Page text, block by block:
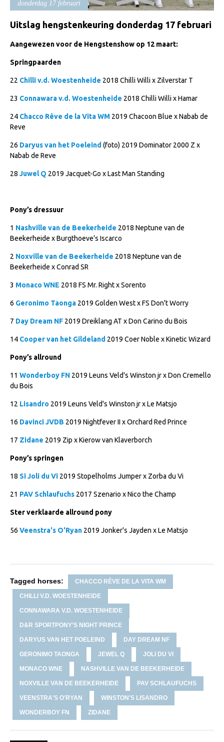
Import registratie
Veulenregistratie
I&R Registratie
Informatie overschrijven paspoort
Formulier overschrijven op naam
Animal Health Regulation
Tarievenlijst
NRPS Keuringen
Hengstenkeuring
Regionale Keuringen
Nationale Keuring
Late Veulenkeuring
ABOP
Sport
Wereldkampioenschap Jonge Paarden
Dutch Pony Championship
Arabian Horse Events
Arabissimo
Veulenregistratie
Veulens en merries
Zoek een NRPS paard
PEDIGREE ONLINE
Informatie aan je paard of pony toevoegen
Onze fokkerij
Fokprogramma's en registratie
Informatie veulen registratie
Veulen registratie
NRPS-Boegbeeld
Röntgenonderzoek
WBSFH
Dekhengsten
donderdag 17 februari
Uitslag hengstenkeuring donderdag 17 februari
Aangewezen voor de Hengstenshow op 12 maart:
Springpaarden
22 Chilli v.d. Woestenheide 2018 Chilli Willi x Zilverstar T
23 Connawara v.d. Woestenheide 2018 Chilli Willi x Hamar
24 Chacco Rêve de la Vita WM2019 Chacoon Blue x Nabab de
Reve
26 Daryus van het Poeleind (foto) 2019 Dominator 2000 Z x
Nabab de Reve
28 Juwel Q 2019 Jacquet-Go x Last Man Standing
Pony’s dressuur
1 Nashville van de Beekerheide 2018 Neptune van de
Beekerheide x Burgthoeve’s Iscarco
2 Noxville van de Beekerheide 2018 Neptune van de
Beekerheide x Conrad SR
3 Monaco WNE 2018 FS Mr. Right x Sorento
6 Geronimo Taonga2019 Golden West x FS Don't Worry
7 Day Dream NF2019 Dreiklang AT x Don Carino du Bois
14 Cooper van het Gildeland 2019 Coer Noble x Kinetic Wizard
Pony’s allround
11 Wonderboy FN2019 Leuns Veld's Winston jr x Don Cremello
du Bois
12 Lisandro 2019 Leuns Veld's Winston jr x Le Matsjo
16 Davinci JVDB 2019 Nightfever II x Orchard Red Prince
17 Zidane 2019 Zip x Kierow van Klaverborch
Pony’s springen
18 Si Joli du Vi2019 Stopelholms Jumper x Zorba du Vi
21 PAV Schlaufuchs2017 Szenario x Nico the Champ
Ster verklaarde allround pony
56 Veenstra's O'Ryan2019 Jonker's Jayden x Le Matsjo
Tagged horses: CHACCO RÊVE DE LA VITA WM
CHILLI V.D. WOESTENHEIDE
CONNAWARA V.D. WOESTENHEIDE
D&R SPORTPONY’S NIGHT PRINCE
DARYUS VAN HET POELEIND DAY DREAM NF
GERONIMO TAONGA JEWEL Q JOLI DU VI
MONACO WNE NASHVILLE VAN DE BEEKERHEIDE
NOXVILLE VAN DE BEEKERHEIDE PAV SCHLAUFUCHS
VEENSTRA'S O'RYAN WINSTON'S LISANDRO
WONDERBOY FN ZIDANE